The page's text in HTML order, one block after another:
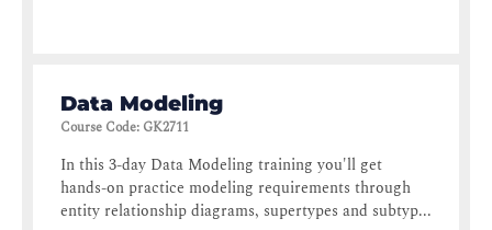
Data Modeling
Course Code: GK2711
In this 3-day Data Modeling training you'll get
hands-on practice modeling requirements through
entity relationship diagrams, supertypes and subtyp...